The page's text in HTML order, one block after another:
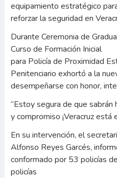
equipamiento estratégico
reforzar la seguridad en
Durante Ceremonia de
Curso de Formación Inicial
para Policía de Proximidad
Penitenciario exhortó a la
desempeñarse con honor,
“Estoy segura de que sabrán
y compromiso ¡Veracruz está
En su intervención, el
Alfonso Reyes Garcés,
conformado por 53 policías
policías